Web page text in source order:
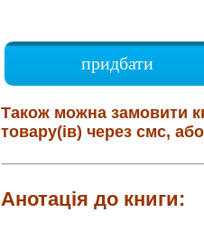
придбати
Також можна замовити
товару(ів) через смс,
Анотація до книги: